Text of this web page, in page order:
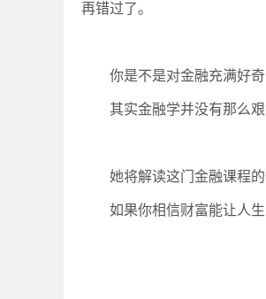
再错过了。
你是不是对金融充满好
其实金融学并没有那么
她将解读这门金融课程
如果你相信财富能让人